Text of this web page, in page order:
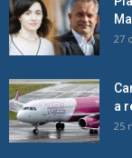
27
a
25